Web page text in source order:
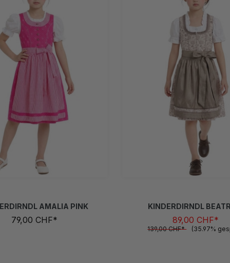
92 110
152
AMALIA PINK
79,00 CHF*
104 110 (Diese
146(Diese
KINDERDIRNDL
89,00 CHF*
139,00 CHF* (35.97%